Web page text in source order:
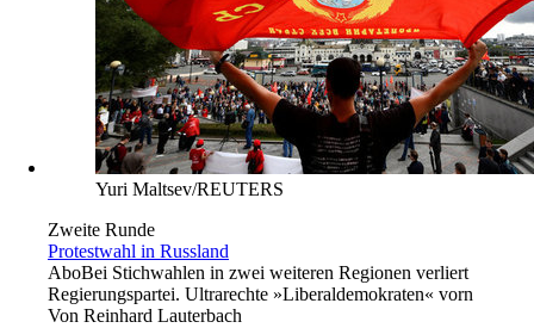
Yuri Maltsev/REUTERS
Zweite Runde
Protestwahl in Russland
AboBei Stichwahlen in zwei weiteren Regionen verliert
Regierungspartei. Ultrarechte »Liberaldemokraten« vorn
Von Reinhard Lauterbach